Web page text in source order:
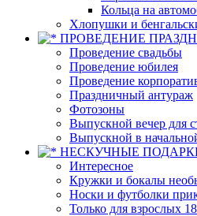
Кольца на
Хлопушки и
ПРОВЕДЕНИЕ
Проведение свадьбы
Проведение юбилея
Проведение
Праздничный антураж
Фотозоны
Выпускной вечер для
Выпускной в
НЕСКУЧНЫЕ
Интересное
Кружки и бокалы
Носки и футболки
Только для взрослых